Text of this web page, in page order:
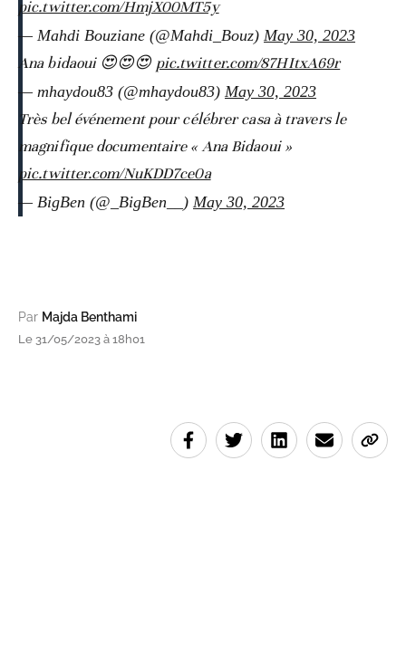
pic.twitter.com/HmjX00MT5y
— Mahdi Bouziane (@Mahdi_Bouz) May 30, 2023
Ana bidaoui 😍😍😍 pic.twitter.com/87HItxA69r
— mhaydou83 (@mhaydou83) May 30, 2023
Très bel événement pour célébrer casa à travers le
magnifique documentaire « Ana Bidaoui »
pic.twitter.com/NuKDD7ce0a
— BigBen (@_BigBen__) May 30, 2023
Par Majda Benthami
Le 31/05/2023 à 18h01